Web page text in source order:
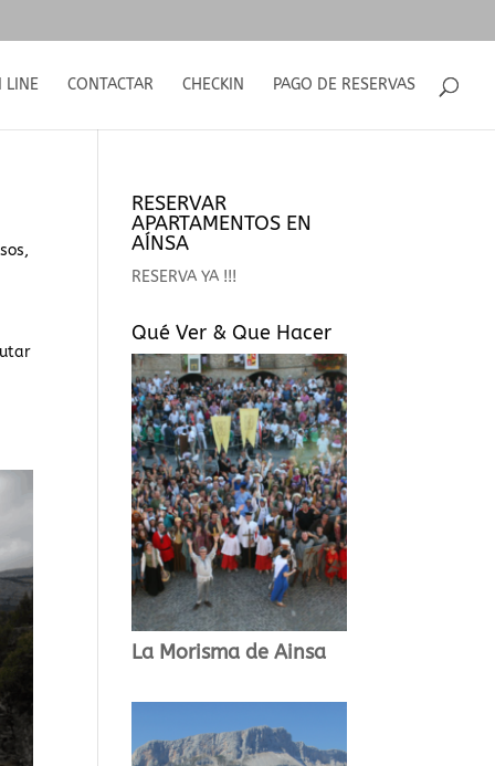
LINE CONTACTAR CHECKIN PAGO DE RESERVAS
RESERVAR
APARTAMENTOS EN
AÍNSA
RESERVA YA !!!
Qué Ver & Que Hacer
La Morisma de Ainsa